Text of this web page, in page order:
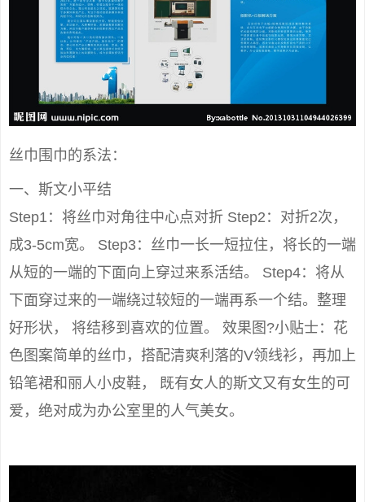
丝巾围巾的系法：
一、斯文小平结
Step1：将丝巾对角往中心点对折 Step2：对折2次，
成3-5cm宽。 Step3：丝巾一长一短拉住，将长的一端
从短的一端的下面向上穿过来系活结。 Step4：将从
下面穿过来的一端绕过较短的一端再系一个结。整理
好形状， 将结移到喜欢的位置。 效果图?小贴士：花
色图案简单的丝巾，搭配清爽利落的V领线衫，再加上
铅笔裙和丽人小皮鞋， 既有女人的斯文又有女生的可
爱，绝对成为办公室里的人气美女。